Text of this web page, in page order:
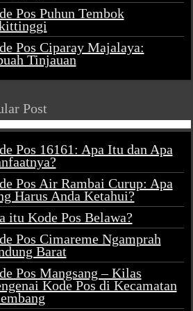
Pos Puhun Tembok
Pos Ciparay Majalaya:
Tinjauan
Post
Pos 16161: Apa Itu dan Apa
Pos Air Rambai Curup: Apa
Harus Anda Ketahui?
itu Kode Pos Belawa?
Pos Cimareme Ngamprah
Barat
Pos Mangsang – Kilas
Kode Pos di Kecamatan